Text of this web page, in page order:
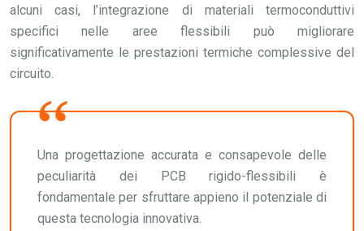
alcuni casi, l’integrazione di materiali termoconduttivi
specifici nelle aree flessibili può migliorare
significativamente le prestazioni termiche complessive del
circuito.
Una progettazione accurata e consapevole delle
peculiarità dei PCB rigido-flessibili è
fondamentale per sfruttare appieno il potenziale di
questa tecnologia innovativa.